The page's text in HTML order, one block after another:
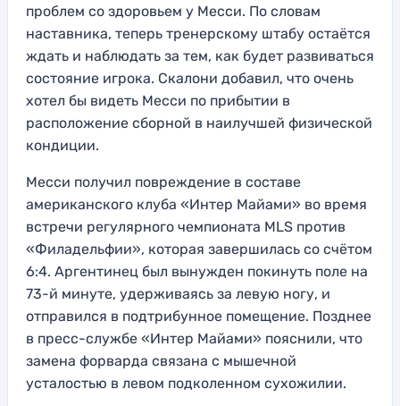
проблем со здоровьем у Месси. По словам
наставника, теперь тренерскому штабу остаётся
ждать и наблюдать за тем, как будет развиваться
состояние игрока. Скалони добавил, что очень
хотел бы видеть Месси по прибытии в
расположение сборной в наилучшей физической
кондиции.
Месси получил повреждение в составе
американского клуба «Интер Майами» во время
встречи регулярного чемпионата MLS против
«Филадельфии», которая завершилась со счётом
6:4. Аргентинец был вынужден покинуть поле на
73-й минуте, удерживаясь за левую ногу, и
отправился в подтрибунное помещение. Позднее
в пресс-службе «Интер Майами» пояснили, что
замена форварда связана с мышечной
усталостью в левом подколенном сухожилии.